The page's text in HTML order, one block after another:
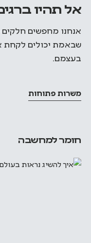
אל תהיו
אנחנו מחפשים
שבאמת יכולים לקחת
בעצמם.
משרות פתוחות
חומר למחשבה